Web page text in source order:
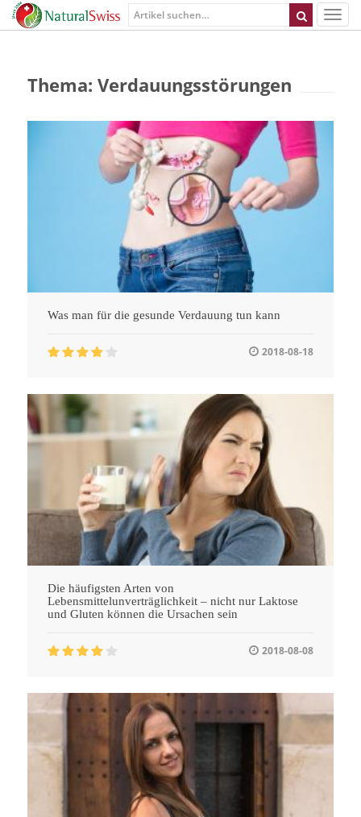
Thema: Verdauungsstörungen
Was man für die gesunde Verdauung tun kann
2018-08-18
Die häufigsten Arten von
Lebensmittelunverträglichkeit – nicht nur Laktose
und Gluten können die Ursachen sein
2018-08-08